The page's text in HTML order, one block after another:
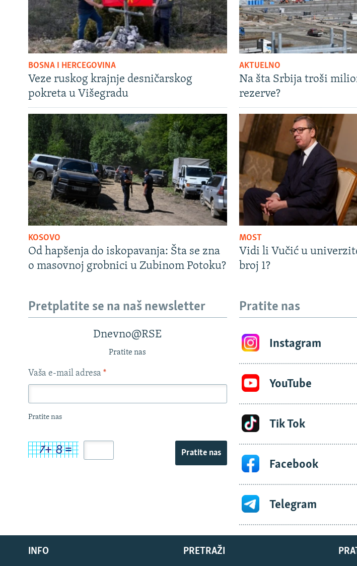
BOSNA I HERCEGOVINA
Veze ruskog krajnje desničarskog
pokreta u Višegradu
AKTUELNO
Na šta Srbija troši
rezerve?
KOSOVO
Od hapšenja do iskopavanja: Šta se zna
o masovnoj grobnici u Zubinom Potoku?
MOST
Vidi li Vučić u
broj 1?
Pretplatite se na naš newsletter
Dnevno@RSE
Pratite nas
Vaša e-mail adresa *
Pratite nas
Pratite nas
Pratite nas
Instagram
YouTube
Tik Tok
Facebook
Telegram
INFO PRETRAŽI